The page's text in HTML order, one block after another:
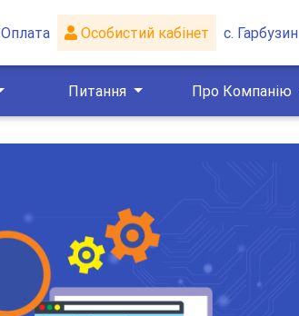
Оплата Особистий кабінет с. Гарбузин
Питання Про Компанію